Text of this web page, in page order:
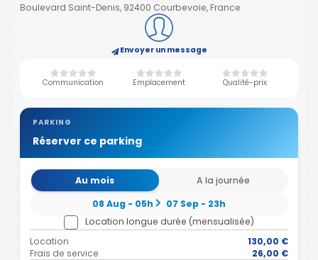
Boulevard Saint-Denis, 92400 Courbevoie, France
Envoyer un message
Communication Emplacement Qualité-prix
PARKING
Réserver ce parking
Au mois
A la journée
08 Aug - 05h
07 Sep - 23h
Location longue durée (mensualisée)
Location
130,00 €
Frais de service
26,00 €